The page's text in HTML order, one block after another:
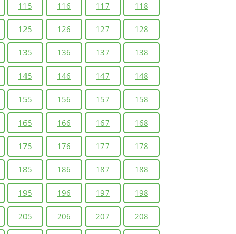
115 116 117 118
125 126 127 128
135 136 137 138
145 146 147 148
155 156 157 158
165 166 167 168
175 176 177 178
185 186 187 188
195 196 197 198
205 206 207 208